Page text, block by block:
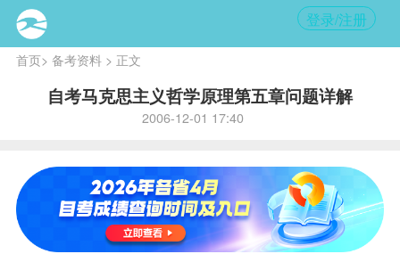
登录/注册
首页> 备考资料> 正文
自考马克思主义哲学原理第五章问题详解
2006-12-01 17:40